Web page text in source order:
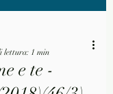
e te -
lettura: 1 min